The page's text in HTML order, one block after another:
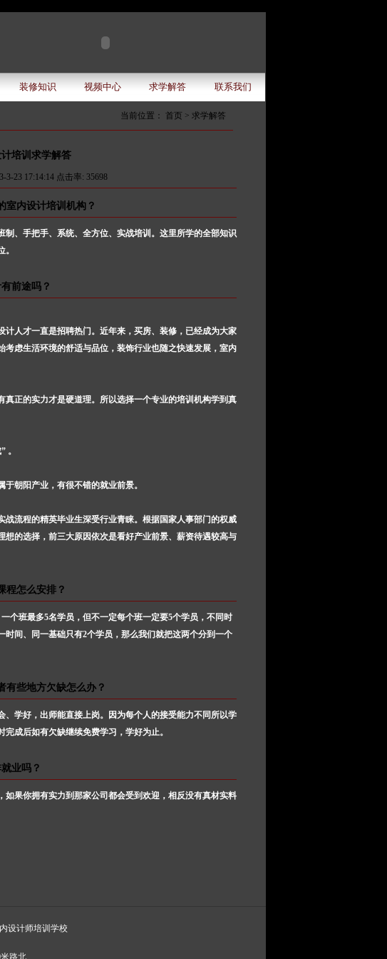
装修知识 视频中心 求学解答 联系我们
当前位置： 首页 > 求学解答
培训求学解答
23 17:14:14 点击率: 35698
室内设计培训机构？
、手把手、系统、全方位、实战培训。这里所学的全部知识
。
前途吗？
人才一直是招聘热门。近年来，买房、装修，已经成为大家
虑生活环境的舒适与品位，装饰行业也随之快速发展，室内
正的实力才是硬道理。所以选择一个专业的培训机构学到真
。
朝阳产业，有很不错的就业前景。
流程的精英毕业生深受行业青睐。根据国家人事部门的权威
的选择，前三大原因依次是看好产业前景、薪资待遇较高与
程怎么安排？
个班最多5名学员，但不一定每个班一定要5个学员，不同时
间、同一基础只有2个学员，那么我们就把这两个分到一个
有些地方欠缺怎么办？
学好，出师能直接上岗。因为每个人的接受能力不同所以学
成后如有欠缺继续免费学习，学好为止。
业吗？
果你拥有实力到那家公司都会受到欢迎，相反没有真材实料
设计师培训学校
路北